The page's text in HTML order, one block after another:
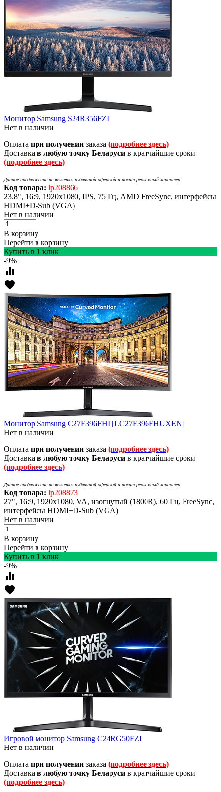
Монитор Samsung S24R356FZI
Нет в наличии
Оплата при получении заказа (подробнее здесь)
Доставка в любую точку Беларуси в кратчайшие сроки
(подробнее здесь)
Данное предложение не является публичной офертой и носит рекламный характер.
Код товара: lp208866
23.8", 16:9, 1920x1080, IPS, 75 Гц, AMD FreeSync, интерфейсы
HDMI+D-Sub (VGA)
Нет в наличии
В корзину
Перейти в корзину
Купить в 1 клик
-9%
equalizer
favorite
Монитор Samsung C27F396FHI [LC27F396FHUXEN]
Нет в наличии
Оплата при получении заказа (подробнее здесь)
Доставка в любую точку Беларуси в кратчайшие сроки
(подробнее здесь)
Данное предложение не является публичной офертой и носит рекламный характер.
Код товара: lp208873
27", 16:9, 1920x1080, VA, изогнутый (1800R), 60 Гц, FreeSync,
интерфейсы HDMI+D-Sub (VGA)
Нет в наличии
В корзину
Перейти в корзину
Купить в 1 клик
-9%
equalizer
favorite
Игровой монитор Samsung C24RG50FZI
Нет в наличии
Оплата при получении заказа (подробнее здесь)
Доставка в любую точку Беларуси в кратчайшие сроки
(подробнее здесь)